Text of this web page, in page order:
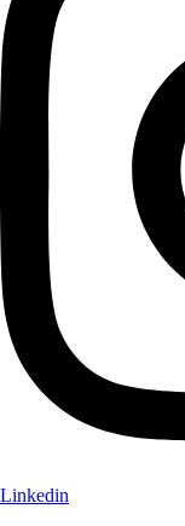
Linkedin